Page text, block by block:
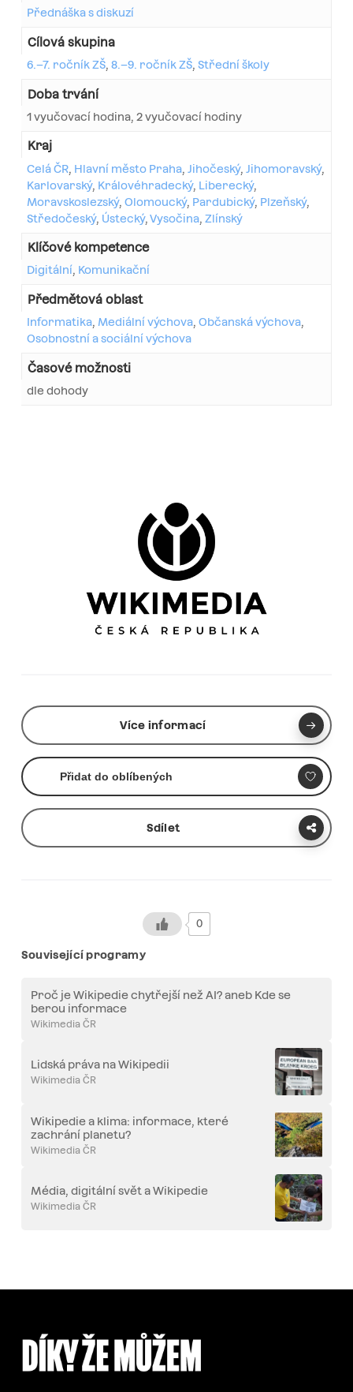
Přednáška s diskuzí
Cílová skupina
6.–7. ročník ZŠ, 8.–9. ročník ZŠ, Střední školy
Doba trvání
1 vyučovací hodina, 2 vyučovací hodiny
Kraj
Celá ČR, Hlavní město Praha, Jihočeský, Jihomoravský,
Karlovarský, Královéhradecký, Liberecký,
Moravskoslezský, Olomoucký, Pardubický, Plzeňský,
Středočeský, Ústecký, Vysočina, Zlínský
Klíčové kompetence
Digitální, Komunikační
Předmětová oblast
Informatika, Mediální výchova, Občanská výchova,
Osobnostní a sociální výchova
Časové možnosti
dle dohody
Více informací
Přidat do oblíbených
Sdílet
0
Související programy
Proč je Wikipedie chytřejší než AI? aneb Kde se
berou informace
Wikimedia ČR
Lidská práva na Wikipedii
Wikimedia ČR
Wikipedie a klima: informace, které
zachrání planetu?
Wikimedia ČR
Média, digitální svět a Wikipedie
Wikimedia ČR